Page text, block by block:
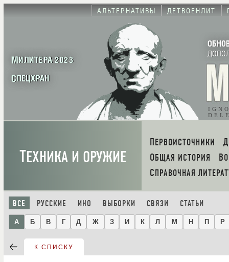
АЛЬТЕРНАТИВЫ ДЕТВОЕНЛИТ
МИЛИТЕРА 2023
СПЕЦХРАН
ТЕХНИКА И ОРУЖИЕ
ПЕРВОИСТОЧНИКИ
ОБЩАЯ ИСТОРИЯ
СПРАВОЧНАЯ
ВСЕ РУССКИЕ ИНО ВЫБОРКИ СВЯЗИ СТАТЬИ
А Б В Г Д Ж З И К Л М Н П Р
К СПИСКУ